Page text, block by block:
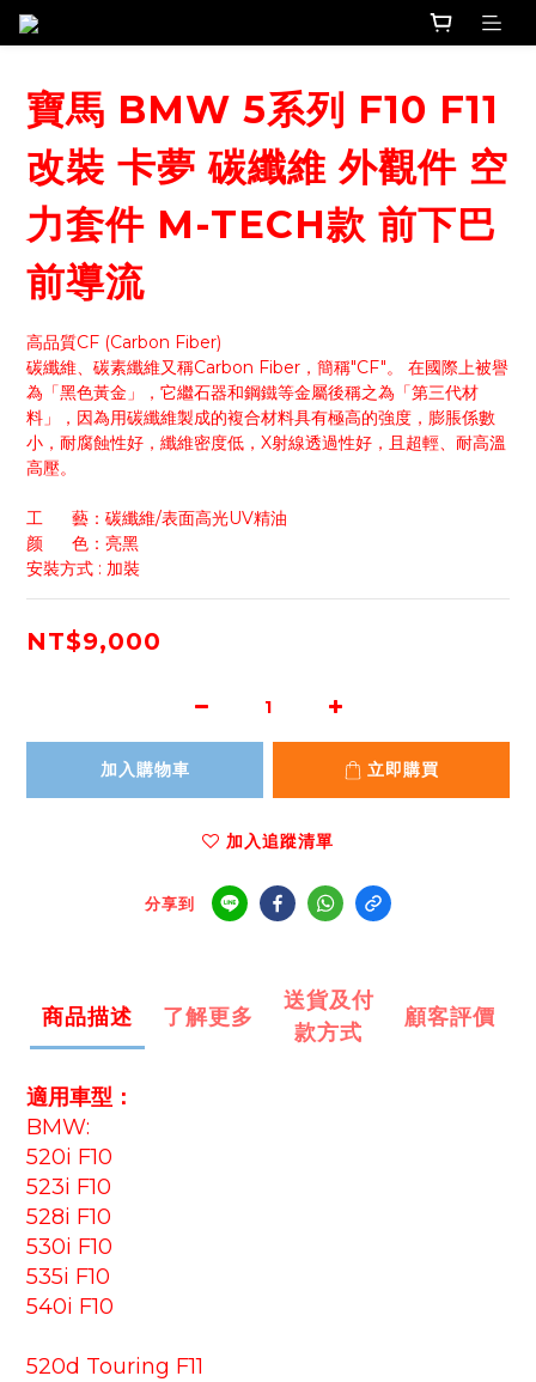
寶馬 BMW 5系列 F10 F11
改裝 卡夢 碳纖維 外觀件 空
力套件 M-TECH款 前下巴
前導流
高品質CF (Carbon Fiber)
碳纖維、碳素纖維又稱Carbon Fiber，簡稱"CF"。 在國際上被譽
為「黑色黃金」，它繼石器和鋼鐵等金屬後稱之為「第三代材
料」，因為用碳纖維製成的複合材料具有極高的強度，膨脹係數
小，耐腐蝕性好，纖維密度低，X射線透過性好，且超輕、耐高溫
高壓。
工      藝：碳纖維/表面高光UV精油
颜      色：亮黑
安裝方式 : 加裝
NT$9,000
加入購物車 立即購買
加入追蹤清單
分享到
商品描述 了解更多
送貨及付
款方式
顧客評價
適用車型：
BMW:
520i F10
523i F10
528i F10
530i F10
535i F10
540i F10
520d Touring F11